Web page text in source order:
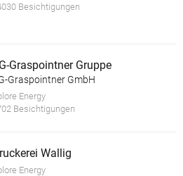
Besichtigungen
Graspointner Gruppe
Graspointner GmbH
Energy
Besichtigungen
Wallig
Energy